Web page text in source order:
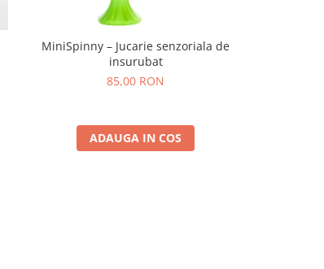
MiniSpinny – Jucarie senzoriala de
insurubat
85,00 RON
ADAUGA IN COS